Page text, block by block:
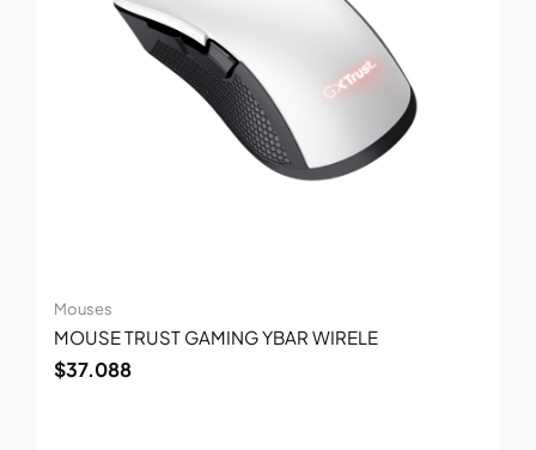
Mouses
MOUSE TRUST GAMING YBAR WIRELE
$37.088